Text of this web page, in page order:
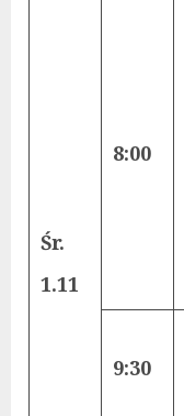
Śr.
1.11
8:00
9:30